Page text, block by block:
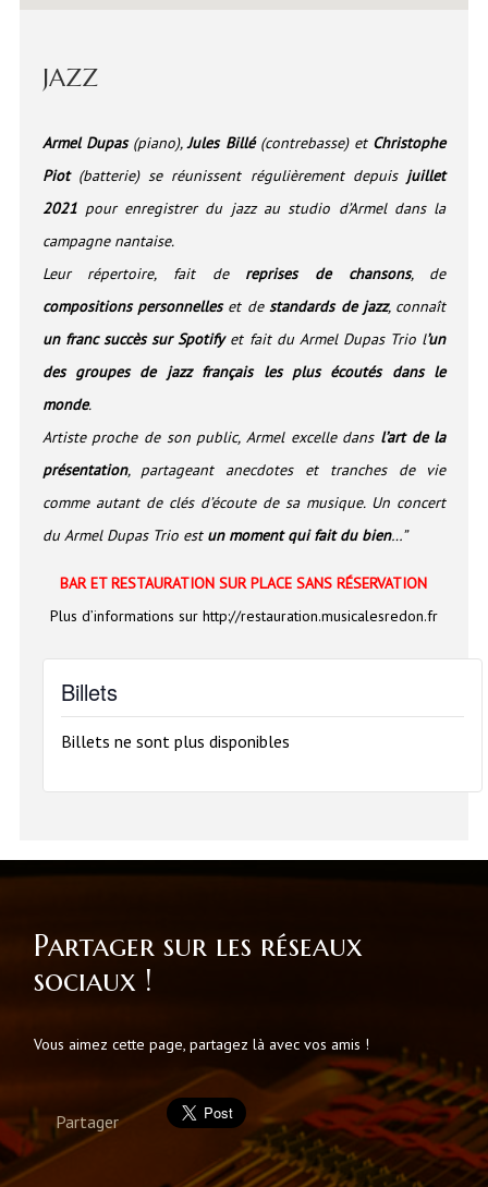
JAZZ
Armel Dupas(piano),Jules Billé(contrebasse) et Christophe
Piot(batterie) se réunissent régulièrement depuis juillet
2021pour enregistrer du jazz au studio d’Armel dans la
campagne nantaise.
Leur répertoire, fait de reprises de chansons, de
compositions personnelleset de standards de jazz, connaît
un franc succès sur Spotifyet fait du Armel Dupas Trio l’un
des groupes de jazz français les plus écoutés dans le
monde.
Artiste proche de son public, Armel excelle dans l’art de la
présentation, partageant anecdotes et tranches de vie
comme autant de clés d’écoute de sa musique. Un concert
du Armel Dupas Trio est un moment qui fait du bien…”
BAR ET RESTAURATION SUR PLACE SANS RÉSERVATION
Plus d’informations sur http://restauration.musicalesredon.fr
Billets
Billets ne sont plus disponibles
Partager sur les réseaux
sociaux !
Vous aimez cette page, partagez là avec vos amis !
Partager